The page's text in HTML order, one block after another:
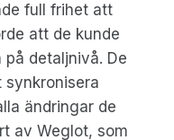
full frihet att
att de kunde
på detaljnivå. De
synkronisera
ändringar de
av Weglot, som